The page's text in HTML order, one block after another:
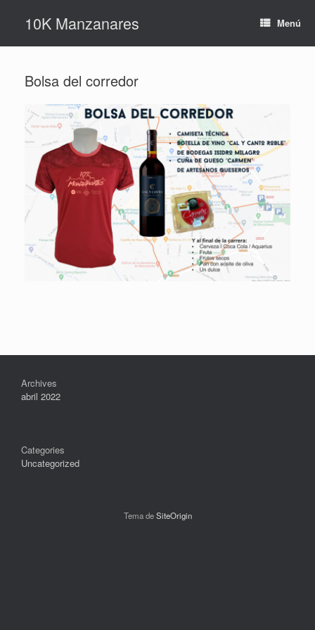
contenido10K Manzanares Menú
Bolsa del corredor
Archives
abril 2022
Categories
Uncategorized
Tema deSiteOrigin